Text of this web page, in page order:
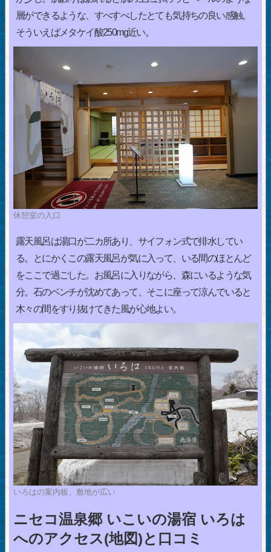
層ができるような、すべすべしたとても気持ちの良い感触。
そういえばメタケイ酸250mg近い。
休憩室の入口
露天風呂は湯口が二カ所あり、サイフォン式で排水してい
る。とにかくこの露天風呂が気に入って、いる間のほとんど
をここで過ごした。お風呂に入りながら、森にいるような気
分。石のベンチが沈めてあって、そこに座って涼んでいると
木々の間をすり抜けてきた風が心地よい。
いろはの案内板、敷地が広い
ニセコ温泉郷 いこいの湯宿 いろは
へのアクセス(地図)と口コミ